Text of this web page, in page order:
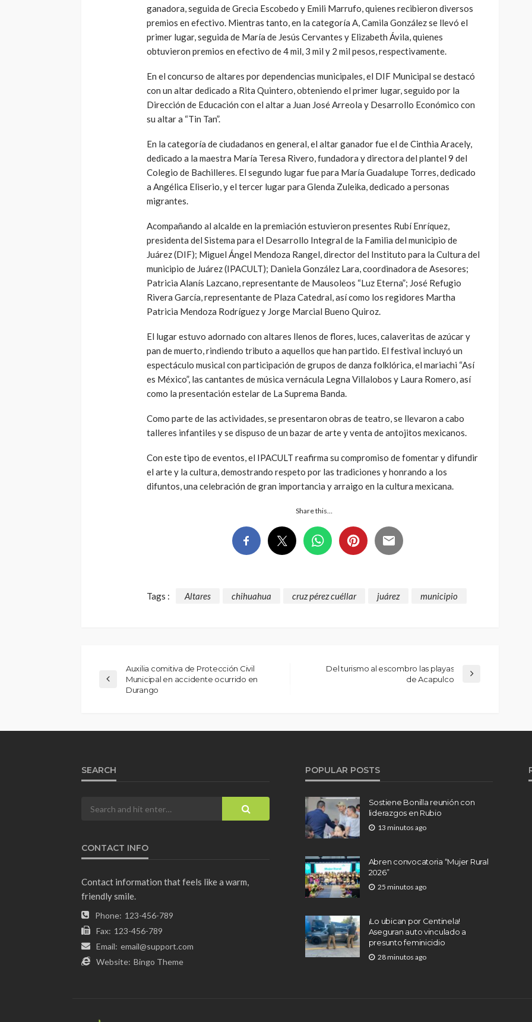
ganadora, seguida de Grecia Escobedo y Emili Marrufo, quienes recibieron diversos
premios en efectivo. Mientras tanto, en la categoría A, Camila González se llevó el
primer lugar, seguida de María de Jesús Cervantes y Elizabeth Ávila, quienes
obtuvieron premios en efectivo de 4 mil, 3 mil y 2 mil pesos, respectivamente.
En el concurso de altares por dependencias municipales, el DIF Municipal se destacó
con un altar dedicado a Rita Quintero, obteniendo el primer lugar, seguido por la
Dirección de Educación con el altar a Juan José Arreola y Desarrollo Económico con
su altar a “Tin Tan”.
En la categoría de ciudadanos en general, el altar ganador fue el de Cinthia Aracely,
dedicado a la maestra María Teresa Rivero, fundadora y directora del plantel 9 del
Colegio de Bachilleres. El segundo lugar fue para María Guadalupe Torres, dedicado
a Angélica Eliserio, y el tercer lugar para Glenda Zuleika, dedicado a personas
migrantes.
Acompañando al alcalde en la premiación estuvieron presentes Rubí Enríquez,
presidenta del Sistema para el Desarrollo Integral de la Familia del municipio de
Juárez (DIF); Miguel Ángel Mendoza Rangel, director del Instituto para la Cultura del
municipio de Juárez (IPACULT); Daniela González Lara, coordinadora de Asesores;
Patricia Alanís Lazcano, representante de Mausoleos “Luz Eterna”; José Refugio
Rivera García, representante de Plaza Catedral, así como los regidores Martha
Patricia Mendoza Rodríguez y Jorge Marcial Bueno Quiroz.
El lugar estuvo adornado con altares llenos de flores, luces, calaveritas de azúcar y
pan de muerto, rindiendo tributo a aquellos que han partido. El festival incluyó un
espectáculo musical con participación de grupos de danza folklórica, el mariachi “Así
es México”, las cantantes de música vernácula Legna Villalobos y Laura Romero, así
como la presentación estelar de La Suprema Banda.
Como parte de las actividades, se presentaron obras de teatro, se llevaron a cabo
talleres infantiles y se dispuso de un bazar de arte y venta de antojitos mexicanos.
Con este tipo de eventos, el IPACULT reafirma su compromiso de fomentar y difundir
el arte y la cultura, demostrando respeto por las tradiciones y honrando a los
difuntos, una celebración de gran importancia y arraigo en la cultura mexicana.
Share this…
Tags : Altares chihuahua cruz pérez cuéllar juárez municipio
Auxilia comitiva de Protección Civil
Municipal en accidente ocurrido en
Durango
Del turismo al escombro las playas
de Acapulco
SEARCH
CONTACT INFO
Contact information that feels like a warm,
friendly smile.
Phone: 123-456-789
Fax: 123-456-789
Email: email@support.com
Website: Bingo Theme
POPULAR POSTS
Sostiene Bonilla reunión con
liderazgos en Rubio
13 minutos ago
Abren convocatoria “Mujer Rural
2026”
25 minutos ago
¡Lo ubican por Centinela!
Aseguran auto vinculado a
presunto feminicidio
28 minutos ago